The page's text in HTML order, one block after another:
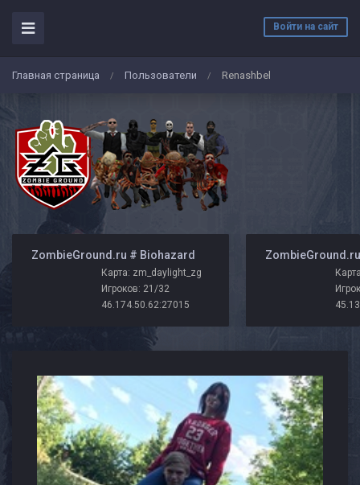
Войти на сайт
Главная страница / Пользователи / Renashbel
️ ZombieGround.ru # Biohazard
Карта: zm_daylight_zg
Игроков: 21/32
46.174.50.62:27015